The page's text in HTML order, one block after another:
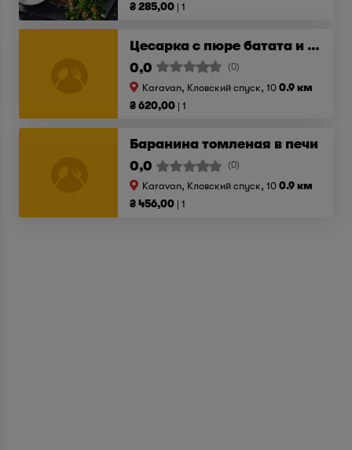
₴ 285,00
1
Цесарка с пюре батата и белыми грибами
0,0
(0)
Karavan, Кловский спуск, 100.9 км
₴ 620,00
1
Баранина томленая в печи
0,0
(0)
Karavan, Кловский спуск, 100.9 км
₴ 456,00
1